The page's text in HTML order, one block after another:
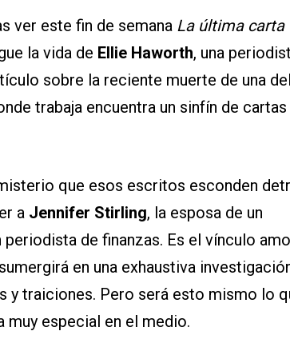
ver este fin de semana La última carta
la vida de Ellie Haworth, una
sobre la reciente muerte de una
trabaja encuentra un sinfín de cartas
que esos escritos esconden
a Jennifer Stirling, la esposa de un
periodista de finanzas. Es el vínculo
en una exhaustiva
y traiciones. Pero será esto mismo lo
muy especial en el medio.